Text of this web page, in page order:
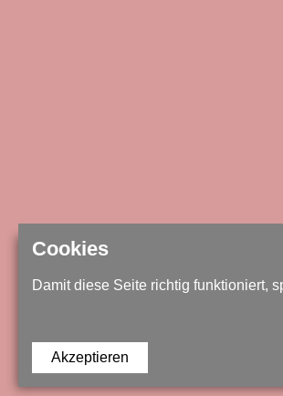
Cookies
Damit diese Seite richtig funktioniert,
Akzeptieren